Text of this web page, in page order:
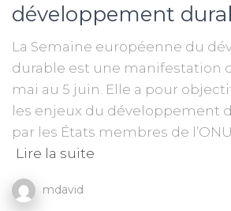
développement
La Semaine européenne du
durable est une manifestation
mai au 5 juin. Elle a pour
les enjeux du développement
par les États membres de
Lire la suite
mdavid